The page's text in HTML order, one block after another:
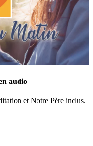
audio
et Notre Père inclus.